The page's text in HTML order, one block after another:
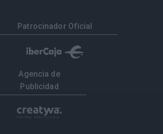
Patrocinador Oficial
Agencia de
Publicidad